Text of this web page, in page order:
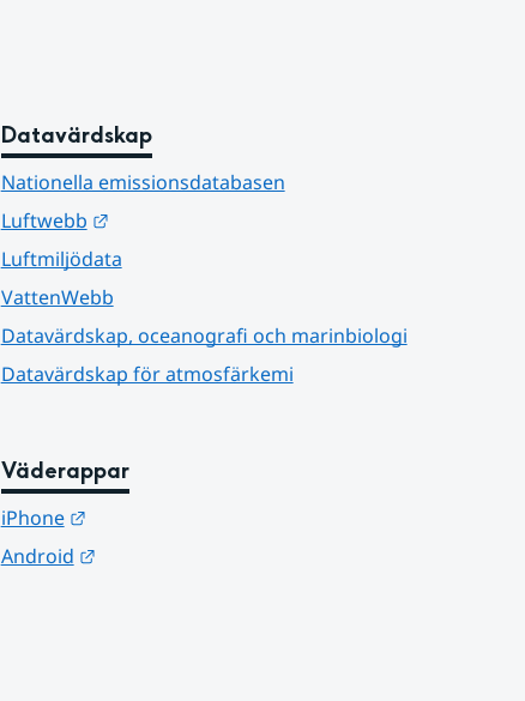
Datavärdskap
Nationella emissionsdatabasen
Luftwebb
Länk till annan webbplats.
Luftmiljödata
VattenWebb
Datavärdskap, oceanografi och marinbiologi
Datavärdskap för atmosfärkemi
Väderappar
iPhone
Länk till annan webbplats.
Android
Länk till annan webbplats.